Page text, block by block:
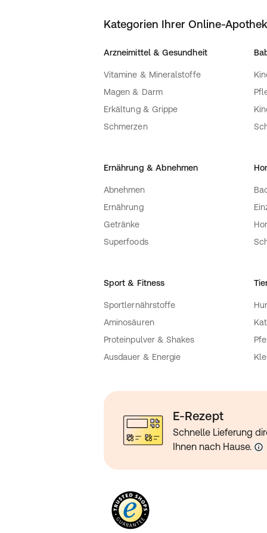
Kategorien Ihrer Online-
Arzneimittel & Gesundheit
Vitamine & Mineralstoffe
Magen & Darm
Erkältung & Grippe
Schmerzen
Ernährung & Abnehmen
Abnehmen
Ernährung
Getränke
Superfoods
Sport & Fitness
Sportlernährstoffe
Aminosäuren
Proteinpulver & Shakes
Ausdauer & Energie
E-Rezept
Schnelle Lieferung
Ihnen nach Hause.